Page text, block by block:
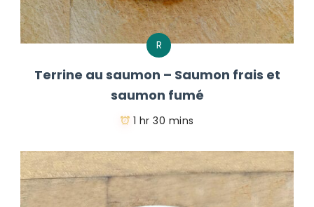
R
Terrine au saumon – Saumon frais et
saumon fumé
1 hr 30 mins